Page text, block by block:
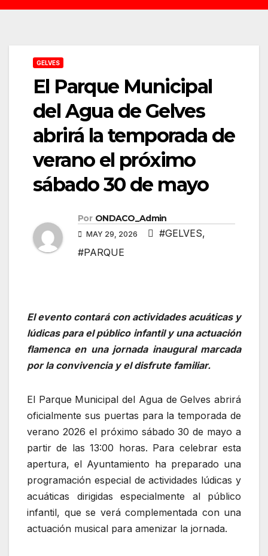
GELVES
El Parque Municipal
del Agua de Gelves
abrirá la temporada de
verano el próximo
sábado 30 de mayo
Por ONDACO_Admin
MAY 29, 2026 #GELVES,
#PARQUE
El evento contará con actividades acuáticas y
lúdicas para el público infantil y una actuación
flamenca en una jornada inaugural marcada
por la convivencia y el disfrute familiar.
El Parque Municipal del Agua de Gelves abrirá
oficialmente sus puertas para la temporada de
verano 2026 el próximo sábado 30 de mayo a
partir de las 13:00 horas. Para celebrar esta
apertura, el Ayuntamiento ha preparado una
programación especial de actividades lúdicas y
acuáticas dirigidas especialmente al público
infantil, que se verá complementada con una
actuación musical para amenizar la jornada.